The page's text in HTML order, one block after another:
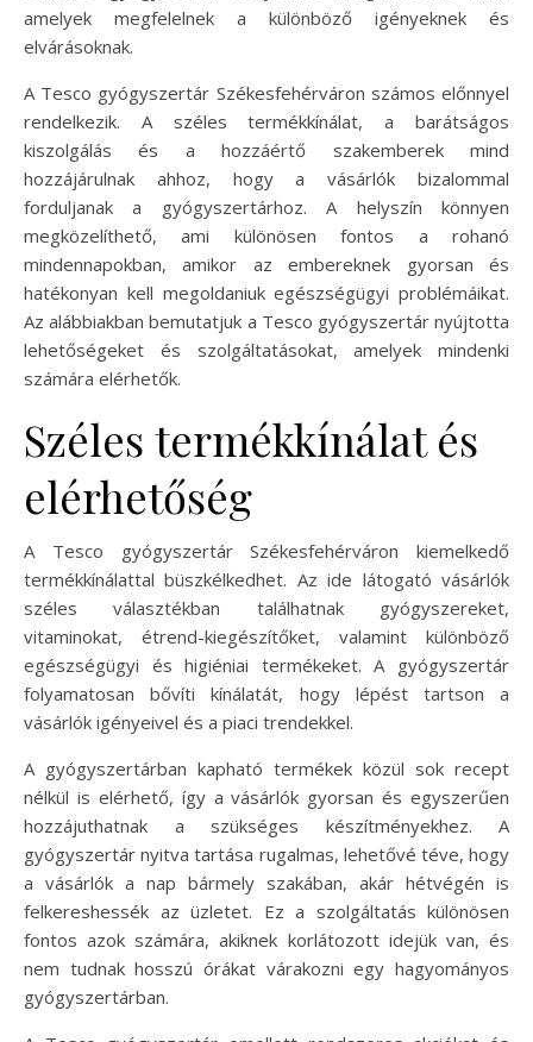
amelyek megfelelnek a különböző igényeknek és
elvárásoknak.
A Tesco gyógyszertár Székesfehérváron számos előnnyel
rendelkezik. A széles termékkínálat, a barátságos
kiszolgálás és a hozzáértő szakemberek mind
hozzájárulnak ahhoz, hogy a vásárlók bizalommal
forduljanak a gyógyszertárhoz. A helyszín könnyen
megközelíthető, ami különösen fontos a rohanó
mindennapokban, amikor az embereknek gyorsan és
hatékonyan kell megoldaniuk egészségügyi problémáikat.
Az alábbiakban bemutatjuk a Tesco gyógyszertár nyújtotta
lehetőségeket és szolgáltatásokat, amelyek mindenki
számára elérhetők.
Széles termékkínálat és
elérhetőség
A Tesco gyógyszertár Székesfehérváron kiemelkedő
termékkínálattal büszkélkedhet. Az ide látogató vásárlók
széles választékban találhatnak gyógyszereket,
vitaminokat, étrend-kiegészítőket, valamint különböző
egészségügyi és higiéniai termékeket. A gyógyszertár
folyamatosan bővíti kínálatát, hogy lépést tartson a
vásárlók igényeivel és a piaci trendekkel.
A gyógyszertárban kapható termékek közül sok recept
nélkül is elérhető, így a vásárlók gyorsan és egyszerűen
hozzájuthatnak a szükséges készítményekhez. A
gyógyszertár nyitva tartása rugalmas, lehetővé téve, hogy
a vásárlók a nap bármely szakában, akár hétvégén is
felkereshessék az üzletet. Ez a szolgáltatás különösen
fontos azok számára, akiknek korlátozott idejük van, és
nem tudnak hosszú órákat várakozni egy hagyományos
gyógyszertárban.